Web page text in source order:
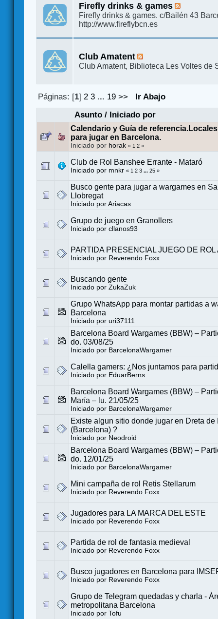
Firefly drinks & games
Firefly drinks & games. c/Bailén 43
http://www.fireflybcn.es
Club Amatent
Club Amatent, Biblioteca Les Voltes de
Páginas: [1]2 3 ... 19 >>
Ir Abajo
Asunto/ Iniciado por
Calendario y Guía de
para jugar en Barcelona.
Iniciado por horak « 1 2 »
Club de Rol Banshee Errante - Mataró
Iniciado por mnkr « 1 2 3 ... 25 »
Busco gente para jugar a wargames en
Llobregat
Iniciado por Ariacas
Grupo de juego en Granollers
Iniciado por cllanos93
PARTIDA PRESENCIAL JUEGO DE ROL
Iniciado por Reverendo Foxx
Buscando gente
Iniciado por ZukaZuk
Grupo WhatsApp para montar partidas a
Barcelona
Iniciado por uri37111
Barcelona Board Wargames (BBW) –
do. 03/08/25
Iniciado por BarcelonaWargamer
Calella gamers: ¿Nos juntamos para
Iniciado por EduarBerns
Barcelona Board Wargames (BBW) –
María – lu. 21/05/25
Iniciado por BarcelonaWargamer
Existe algun sitio donde jugar en Dreta de
(Barcelona) ?
Iniciado por Neodroid
Barcelona Board Wargames (BBW) –
do. 12/01/25
Iniciado por BarcelonaWargamer
Mini campaña de rol Retis Stellarum
Iniciado por Reverendo Foxx
Jugadores para LA MARCA DEL ESTE
Iniciado por Reverendo Foxx
Partida de rol de fantasia medieval
Iniciado por Reverendo Foxx
Busco jugadores en Barcelona para
Iniciado por Reverendo Foxx
Grupo de Telegram quedadas y charla -
metropolitana Barcelona
Iniciado por Tofu